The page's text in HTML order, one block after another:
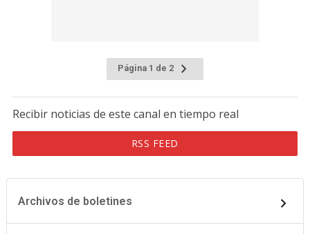
Página 1 de 2
Recibir noticias de este canal en tiempo real
RSS FEED
Archivos de boletines